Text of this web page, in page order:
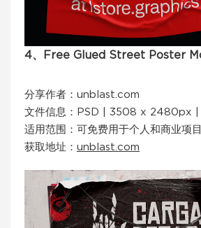
4、Free Glued Street Poster
分享作者：unblast.com
文件信息：PSD | 3508 x 2480px |
适用范围：可免费用于个人和商业项目
获取地址： unblast.com